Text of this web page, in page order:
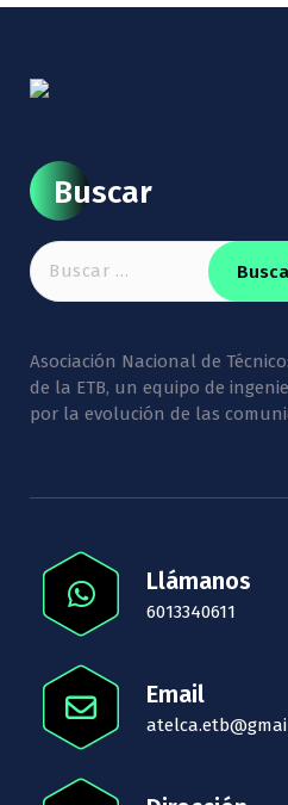
Buscar
Buscar:
Asociación Nacional de
de la ETB, un equipo de
por la evolución de las
Llámanos
6013340611
Email